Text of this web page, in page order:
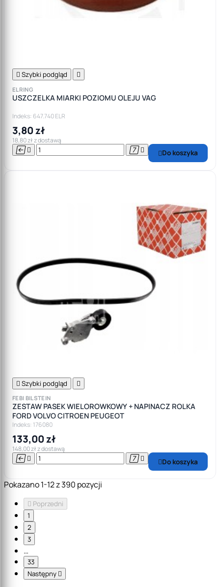
 Szybki podgląd 
ELRING
USZCZELKA MIARKI POZIOMU OLEJU VAG
Indeks: 647.740 ELR
3,80 zł
18,80 zł z dostawą
    Do koszyka
 Szybki podgląd 
FEBI BILSTEIN
ZESTAW PASEK WIELOROWKOWY + NAPINACZ ROLKA
FORD VOLVO CITROEN PEUGEOT
Indeks: 176080
133,00 zł
148,00 zł z dostawą
    Do koszyka
Pokazano 1-12 z 390 pozycji
 Poprzedni
1
2
3
…
33
Następny 